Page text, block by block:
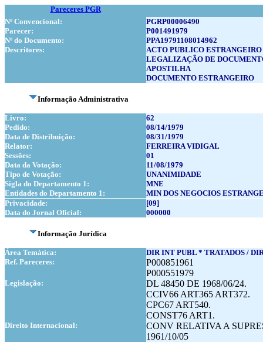
Pareceres PGR
Nº Convencional:
PGRP00006490
Parecer:
P001491979
Nº do Documento:
PPA19791108014962
Descritores:
ACTO PUBLICO ESTRANGEIRO
LEGALIZAÇÃO DE
APOSTILHA
DOCUMENTO ESTRANGEIRO
Informação Administrativa
Livro:
62
Pedido:
08/14/1979
Data de Distribuição:
08/31/1979
Relator:
FERREIRA VIDIGAL
Sessões:
01
Data da Votação:
11/08/1979
Tipo de Votação:
UNANIMIDADE
Sigla do Departamento 1:
MNE
Entidades do Departamento 1:
MIN DOS NEGOCIOS
Privacidade:
[09]
Data do Jornal Oficial:
000000
Informação Jurídica
Área Temática:
DIR INT PUBL * TRATADOS /
Ref. Pareceres:
P000851961
P000551979
Legislação:
DL 48450 DE 1968/06/24.
CCIV66 ART365 ART372.
CPC67 ART540.
CONST76 ART1.
Direito Internacional:
CONV RELATIVA A
1961/10/05